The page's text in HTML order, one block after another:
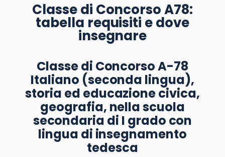
Classe di Concorso A78:
tabella requisiti e dove
insegnare
Classe di Concorso A-78
Italiano (seconda lingua),
storia ed educazione civica,
geografia, nella scuola
secondaria di I grado con
lingua di insegnamento
tedesca